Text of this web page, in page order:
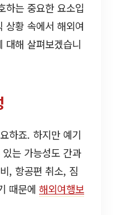
하는 중요한 요소입
상황 속에서 해외여
대해 살펴보겠습니
하죠. 하지만 예기
는 가능성도 간과
, 항공편 취소, 짐
때문에 해외여행보